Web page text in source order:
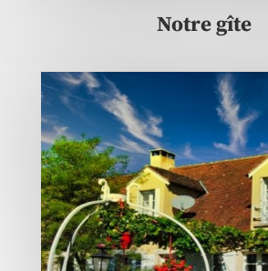
Notre gîte